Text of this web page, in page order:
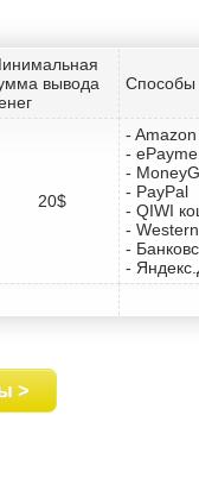
вывода
Способы
20$
-
-
-
- PayPal
- QIWI
-
-
-
>